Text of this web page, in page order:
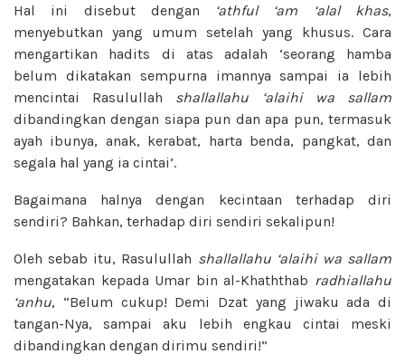
Hal ini disebut dengan ‘athful ‘am ‘alal khas,
menyebutkan yang umum setelah yang khusus. Cara
mengartikan hadits di atas adalah ‘seorang hamba
belum dikatakan sempurna imannya sampai ia lebih
mencintai Rasulullah shallallahu ‘alaihi wa sallam
dibandingkan dengan siapa pun dan apa pun, termasuk
ayah ibunya, anak, kerabat, harta benda, pangkat, dan
segala hal yang ia cintai’.
Bagaimana halnya dengan kecintaan terhadap diri
sendiri? Bahkan, terhadap diri sendiri sekalipun!
Oleh sebab itu, Rasulullah shallallahu ‘alaihi wa sallam
mengatakan kepada Umar bin al-Khaththab radhiallahu
‘anhu, “Belum cukup! Demi Dzat yang jiwaku ada di
tangan-Nya, sampai aku lebih engkau cintai meski
dibandingkan dengan dirimu sendiri!”